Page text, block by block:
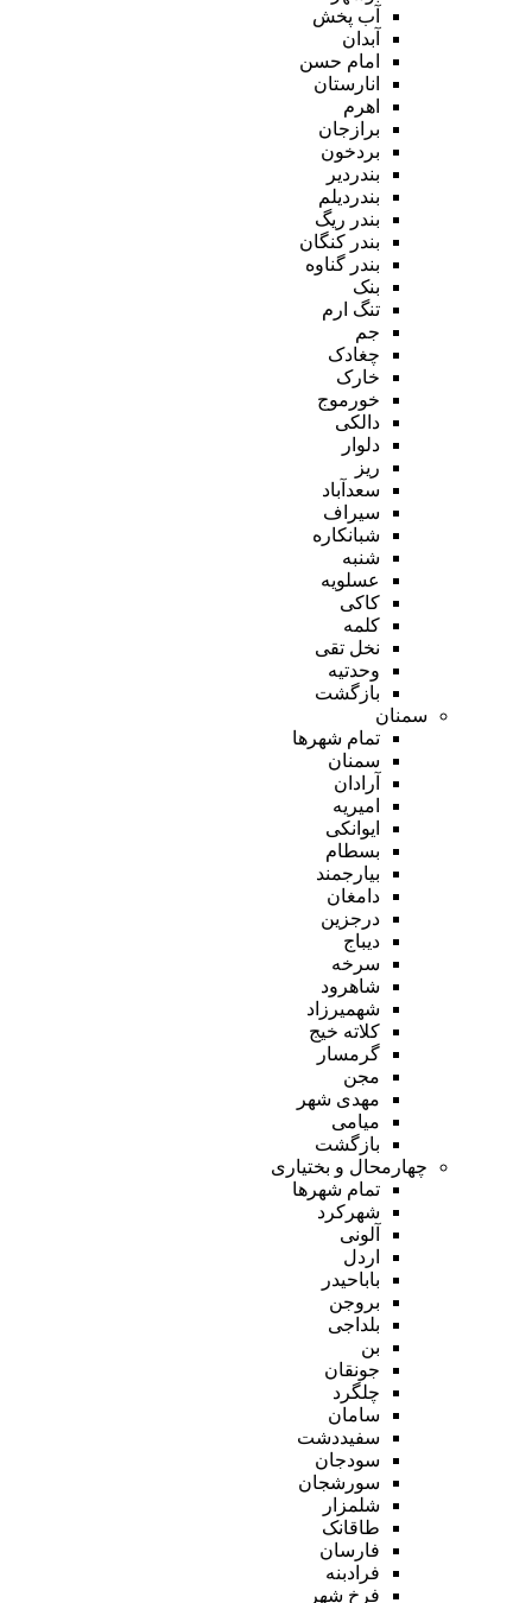
آب پخش
آبدان
امام حسن
انارستان
اهرم
برازجان
بردخون
بندردیر
بندردیلم
بندر ریگ
بندر کنگان
بندر گناوه
بنک
تنگ ارم
جم
چغادک
خارک
خورموج
دالکی
دلوار
ریز
سعدآباد
سیراف
شبانکاره
شنبه
عسلویه
کاکی
کلمه
نخل تقی
وحدتیه
بازگشت
سمنان
تمام شهر‌ها
سمنان
آرادان
امیریه
ایوانکی
بسطام
بیارجمند
دامغان
درجزین
دیباج
سرخه
شاهرود
شهمیرزاد
کلاته خیج
گرمسار
مجن
مهدی شهر
میامی
بازگشت
چهارمحال و بختیاری
تمام شهر‌ها
شهرکرد
آلونی
اردل
باباحیدر
بروجن
بلداجی
بن
جونقان
چلگرد
سامان
سفیددشت
سودجان
سورشجان
شلمزار
طاقانک
فارسان
فرادبنه
فرخ شهر